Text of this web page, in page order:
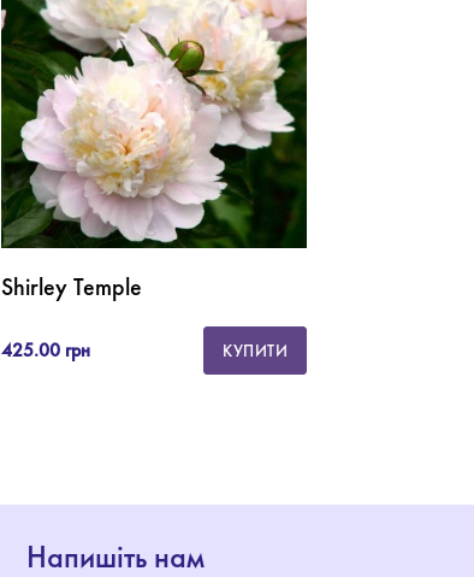
Shirley Temple
425.00 грн КУПИТИ
Напишіть нам